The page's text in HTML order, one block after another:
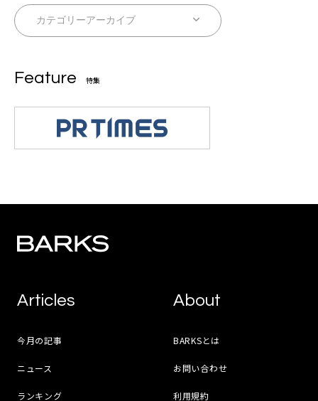
Feature 特集
Articles
今月の記事
ニュース
ランキング
About
BARKSとは
お問い合わせ
利用規約